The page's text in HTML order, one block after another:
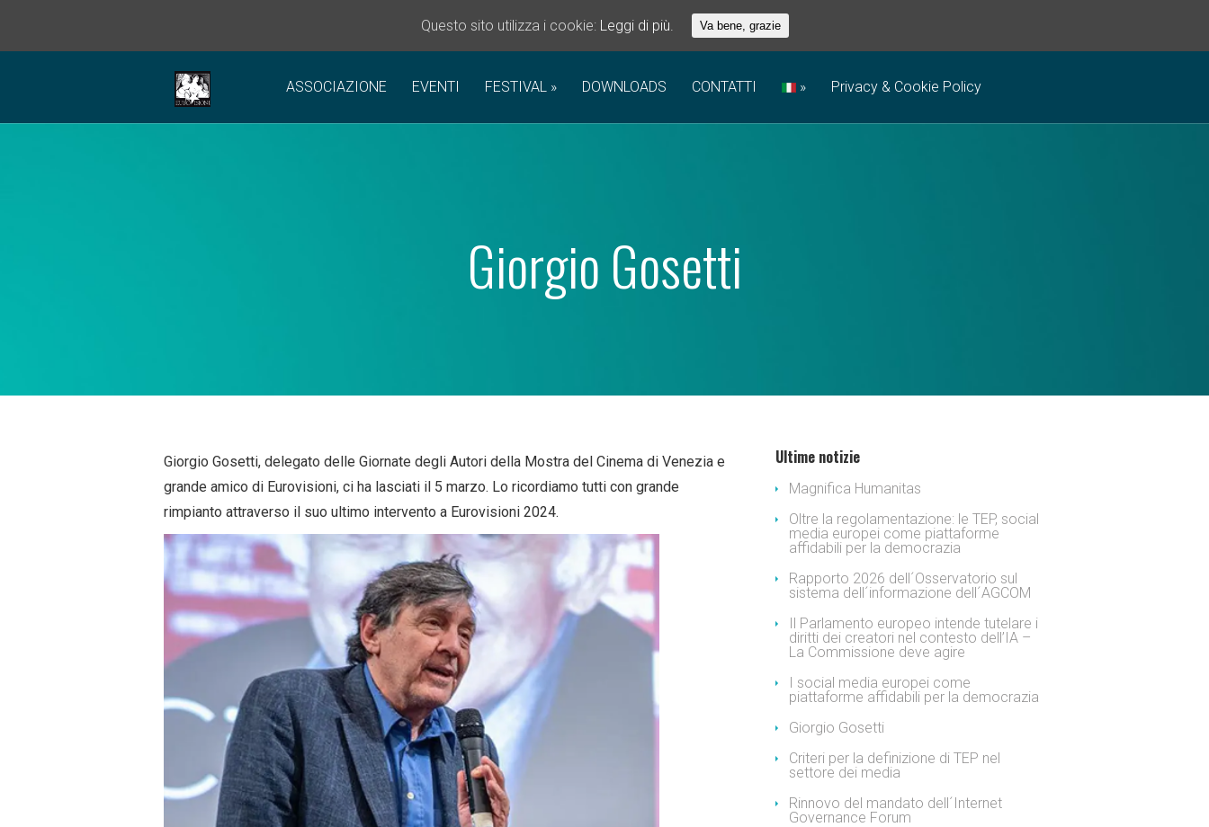
ASSOCIAZIONE EVENTI FESTIVAL DOWNLOADS CONTATTI Privacy & Cookie Policy
Giorgio Gosetti
Giorgio Gosetti, delegato delle Giornate degli Autori della Mostra del Cinema di Venezia e
grande amico di Eurovisioni, ci ha lasciati il 5 marzo. Lo ricordiamo tutti con grande
rimpianto attraverso il suo ultimo intervento a Eurovisioni 2024.
Ultime notizie
Magnifica Humanitas
Oltre la regolamentazione: le TEP, social
media europei come piattaforme
affidabili per la democrazia
Rapporto 2026 dell´Osservatorio sul
sistema dell´informazione dell´AGCOM
Il Parlamento europeo intende tutelare i
diritti dei creatori nel contesto dell’IA –
La Commissione deve agire
I social media europei come
piattaforme affidabili per la democrazia
Giorgio Gosetti
Criteri per la definizione di TEP nel
settore dei media
Rinnovo del mandato dell´Internet
Governance Forum
Questo sito utilizza i cookie: Leggi di più. Va bene, grazie